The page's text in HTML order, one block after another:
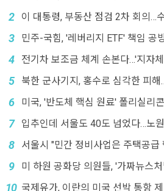
2 이 대통령, 부동산 점검 2차 회의…
3 민주-국힘, '레버리지 ETF' 책임 공
4 전기차 보조금 체계 손본다…'지자
5 북한 군사기지, 홍수로 심각한 피해
6 미국, '반도체 핵심 원료' 폴리실리
7 입추인데 서울도 40도 넘었다…노
8
서울시 "민간 정비사업은 주택공
9 미 하원 공화당 의원들, '가짜뉴스
10 국제유가, 이란의 미국 선박 통항